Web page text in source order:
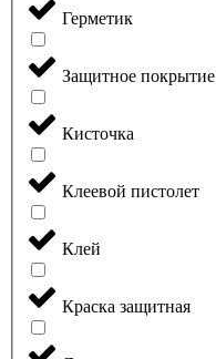
Герметик
Защитное покрытие
Кисточка
Клеевой пистолет
Клей
Краска защитная